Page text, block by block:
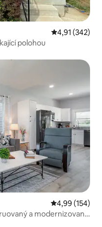
Průměrné
4,91 (342)
polohou
Průměrné
4,99 (154)
a modernizovaný